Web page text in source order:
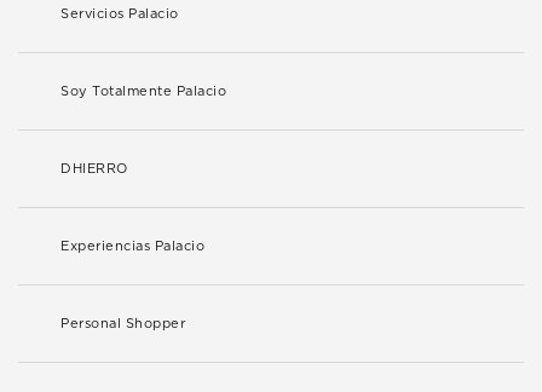
Servicios Palacio
Soy Totalmente Palacio
DHIERRO
Experiencias Palacio
Personal Shopper